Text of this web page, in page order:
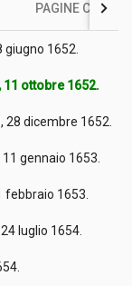
PAGINE CON
aprile 1652.
giugno 1652.
ottobre 1652.
28 dicembre 1652.
gennaio 1653.
febbraio 1653.
luglio 1654.